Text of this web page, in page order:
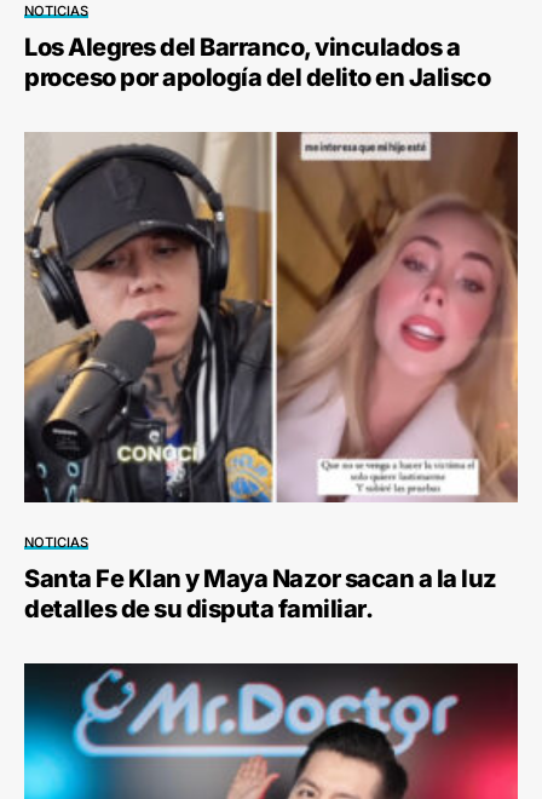
NOTICIAS
Los Alegres del Barranco, vinculados a
proceso por apología del delito en Jalisco
NOTICIAS
Santa Fe Klan y Maya Nazor sacan a la luz
detalles de su disputa familiar.